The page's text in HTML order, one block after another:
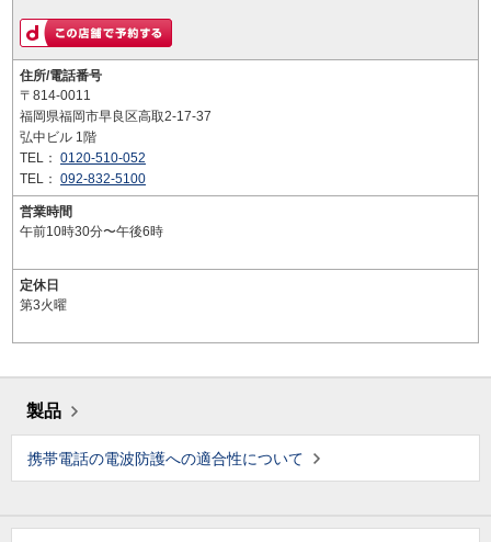
住所/電話番号
〒814-0011
福岡県福岡市早良区高取2-17-37
弘中ビル 1階
TEL： 0120-510-052
TEL： 092-832-5100
営業時間
午前10時30分〜午後6時
定休日
第3火曜
製品
携帯電話の電波防護への適合性について